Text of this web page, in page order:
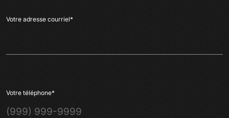
Votre adresse courriel*
Votre téléphone*